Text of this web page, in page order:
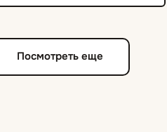
Посмотреть еще